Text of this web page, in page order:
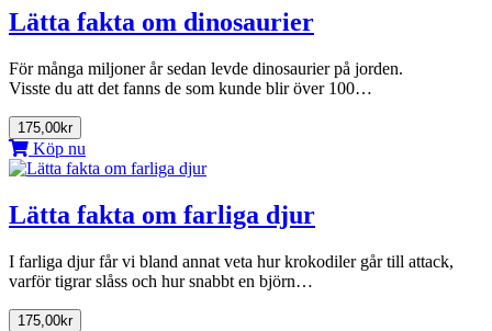
Lätta fakta om dinosaurier
För många miljoner år sedan levde dinosaurier på jorden.
Visste du att det fanns de som kunde blir över 100…
175,00kr
Köp nu
Lätta fakta om farliga djur
I farliga djur får vi bland annat veta hur krokodiler går till attack,
varför tigrar slåss och hur snabbt en björn…
175,00kr